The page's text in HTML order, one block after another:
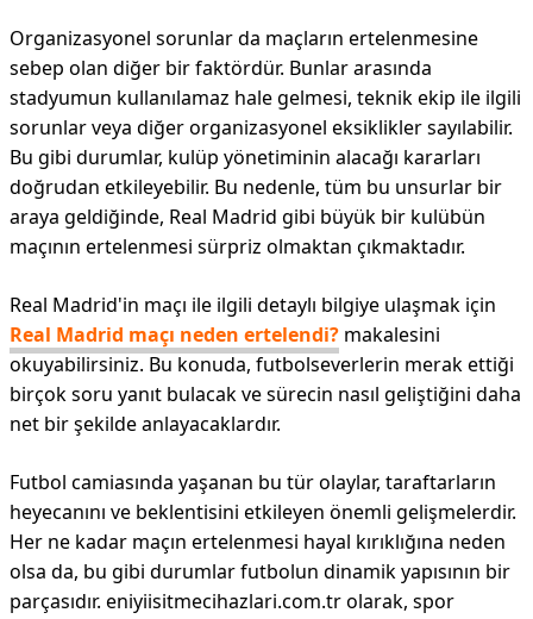
Organizasyonel sorunlar da maçların ertelenmesine
sebep olan diğer bir faktördür. Bunlar arasında
stadyumun kullanılamaz hale gelmesi, teknik ekip ile ilgili
sorunlar veya diğer organizasyonel eksiklikler sayılabilir.
Bu gibi durumlar, kulüp yönetiminin alacağı kararları
doğrudan etkileyebilir. Bu nedenle, tüm bu unsurlar bir
araya geldiğinde, Real Madrid gibi büyük bir kulübün
maçının ertelenmesi sürpriz olmaktan çıkmaktadır.
Real Madrid'in maçı ile ilgili detaylı bilgiye ulaşmak için
Real Madrid maçı neden ertelendi? makalesini
okuyabilirsiniz. Bu konuda, futbolseverlerin merak ettiği
birçok soru yanıt bulacak ve sürecin nasıl geliştiğini daha
net bir şekilde anlayacaklardır.
Futbol camiasında yaşanan bu tür olaylar, taraftarların
heyecanını ve beklentisini etkileyen önemli gelişmelerdir.
Her ne kadar maçın ertelenmesi hayal kırıklığına neden
olsa da, bu gibi durumlar futbolun dinamik yapısının bir
parçasıdır. eniyiisitmecihazlari.com.tr olarak, spor